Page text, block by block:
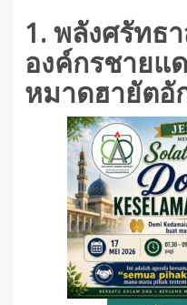
1. พลังศรัทธ
องค์กรชายแ
หมาดฮายัตอั